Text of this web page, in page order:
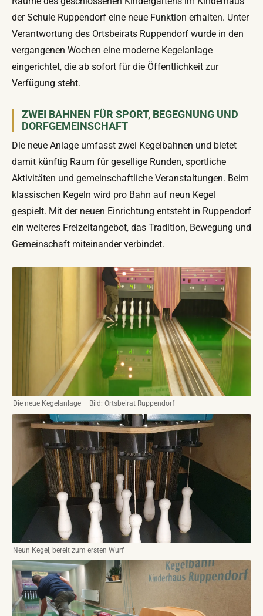
der Schule Ruppendorf eine neue Funktion erhalten. Unter
Verantwortung des Ortsbeirats Ruppendorf wurde in den
vergangenen Wochen eine moderne Kegelanlage
eingerichtet, die ab sofort für die Öffentlichkeit zur
Verfügung steht.
ZWEI BAHNEN FÜR SPORT, BEGEGNUNG UND
DORFGEMEINSCHAFT
Die neue Anlage umfasst zwei Kegelbahnen und bietet
damit künftig Raum für gesellige Runden, sportliche
Aktivitäten und gemeinschaftliche Veranstaltungen. Beim
klassischen Kegeln wird pro Bahn auf neun Kegel
gespielt. Mit der neuen Einrichtung entsteht in Ruppendorf
ein weiteres Freizeitangebot, das Tradition, Bewegung und
Gemeinschaft miteinander verbindet.
Die neue Kegelanlage – Bild: Ortsbeirat Ruppendorf
Neun Kegel, bereit zum ersten Wurf